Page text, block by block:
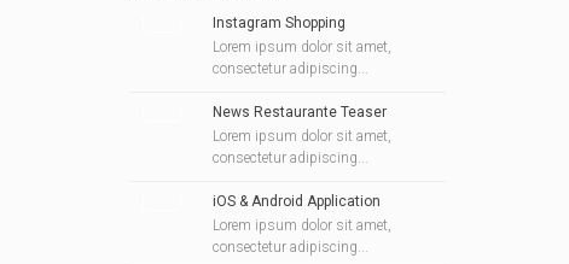
Instagram Shopping
Lorem ipsum dolor sit amet,
consectetur adipiscing...
News Restaurante Teaser
Lorem ipsum dolor sit amet,
consectetur adipiscing...
iOS & Android Application
Lorem ipsum dolor sit amet,
consectetur adipiscing...